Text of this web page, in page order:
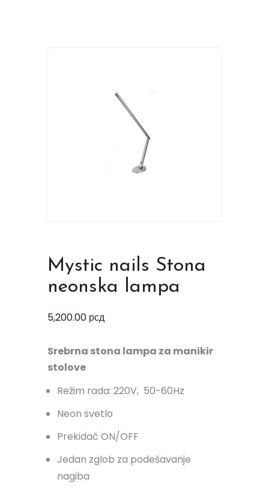
Mystic nails Stona
neonska lampa
5,200.00 рсд
Srebrna stona lampa za manikir
stolove
Režim rada: 220V, 50-60Hz
Neon svetlo
Prekidač ON/OFF
Jedan zglob za podešavanje
nagiba